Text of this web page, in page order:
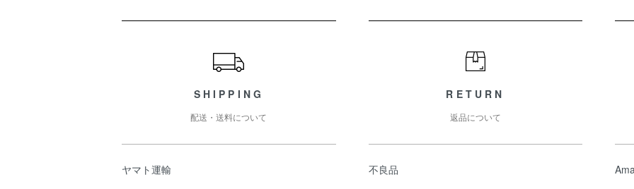
SHIPPING
配送・送料について
ヤマト運輸
RETURN
返品について
不良品